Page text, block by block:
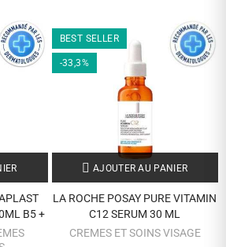
B5 +
BEST SELLER
-33,3%
AJOUTER AU PANIER
LA ROCHE POSAY PURE VITAMIN
C12 SERUM 30 ML
CREMES ET SOINS VISAGE